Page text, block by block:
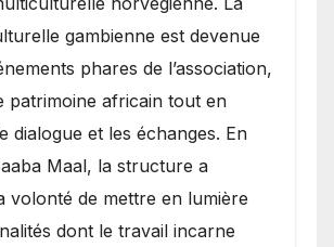
gambienne est devenue
phares de l’association,
patrimoine africain tout en
dialogue et les échanges. En
Maal, la structure a
volonté de mettre en lumière
dont le travail incarne